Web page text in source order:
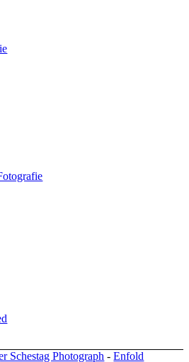
Schestag Photograph -Enfold